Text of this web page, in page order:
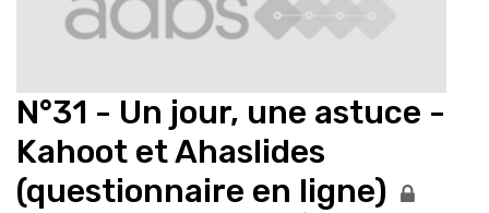
N°31 - Un jour, une astuce -
Kahoot et Ahaslides
(questionnaire en ligne)